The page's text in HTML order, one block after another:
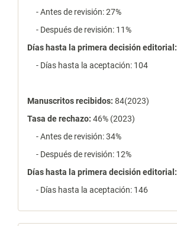
- Antes de revisión: 27%
- Después de revisión: 11%
Días hasta la primera decisión editorial:
- Días hasta la aceptación: 104
Manuscritos recibidos: 84(2023)
Tasa de rechazo: 46% (2023)
- Antes de revisión: 34%
- Después de revisión: 12%
Días hasta la primera decisión editorial:
- Días hasta la aceptación: 146